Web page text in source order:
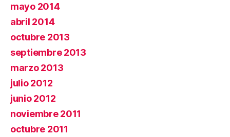
mayo 2014
abril 2014
octubre 2013
septiembre 2013
marzo 2013
julio 2012
junio 2012
noviembre 2011
octubre 2011